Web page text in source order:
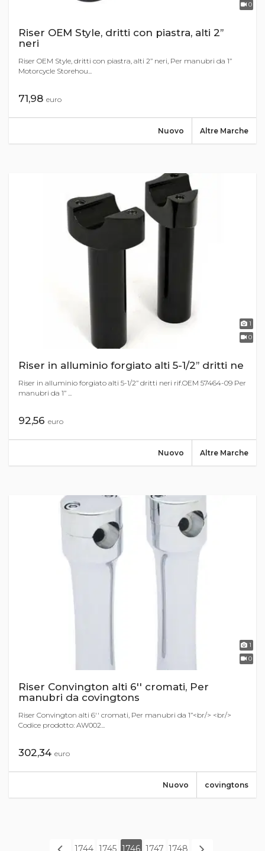
0
Riser OEM Style, dritti con piastra, alti 2’’
neri
Riser OEM Style, dritti con piastra, alti 2’’ neri, Per manubri da 1’’
Motorcycle Storehou...
71,98 euro
Altre Marche
Nuovo
1
0
Riser in alluminio forgiato alti 5-1/2’’ dritti ne
Riser in alluminio forgiato alti 5-1/2’’ dritti neri rif.OEM 57464-09 Per
manubri da 1’’ ...
92,56 euro
Altre Marche
Nuovo
1
0
Riser Convington alti 6'' cromati, Per
manubri da covingtons
Riser Convington alti 6'' cromati, Per manubri da 1’’<br/> <br/>
Codice prodotto: AW002...
302,34 euro
covingtons
Nuovo
1744 1745 1746 1747 1748